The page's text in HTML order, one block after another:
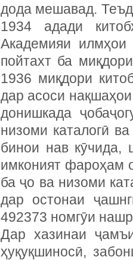
дода мешавад.
1934 адади
Академияи илмҳои
пойтахт ба
1936 миқдори
дар асоси
донишкада
низоми каталогӣ
бинои нав кӯчида,
имконият фароҳам
ба ҷо ва низоми
дар остонаи
492373 номгӯи
Дар хазинаи
ҳуқуқшиносӣ,